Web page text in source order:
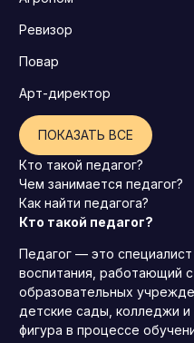
Ревизор
Повар
Арт-директор
ПОКАЗАТЬ ВСЕ
Кто такой педагог?
Чем занимается педагог?
Как найти педагога?
Кто такой педагог?
Педагог — это
воспитания, работающий
образовательных
детские сады, колледжи
фигура в процессе